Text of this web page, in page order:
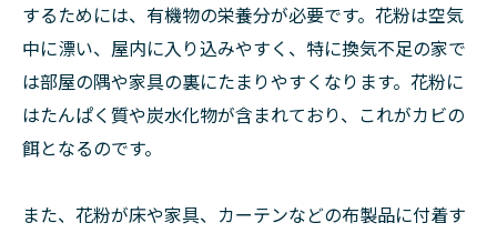
するためには、有機物の栄養分が必要です。花粉は空気
中に漂い、屋内に入り込みやすく、特に換気不足の家で
は部屋の隅や家具の裏にたまりやすくなります。花粉に
はたんぱく質や炭水化物が含まれており、これがカビの
餌となるのです。
また、花粉が床や家具、カーテンなどの布製品に付着す